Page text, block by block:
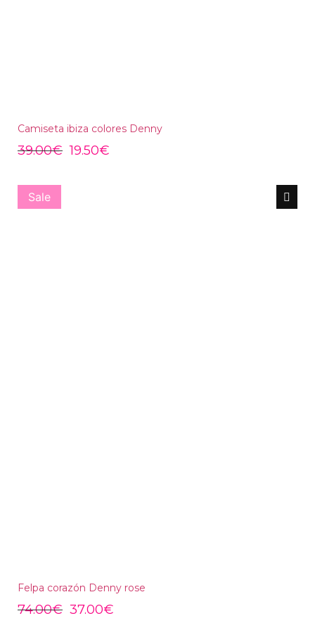
Camiseta ibiza colores Denny
39.00€ 19.50€
Sale
Felpa corazón Denny rose
74.00€ 37.00€